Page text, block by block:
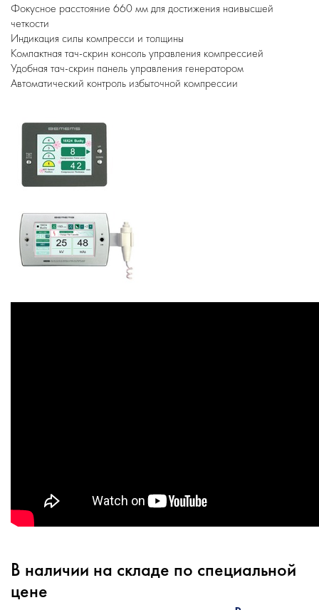
Фокусное расстояние 660 мм для достижения наивысшей
четкости
Индикация силы компресси и толщины
Компактная тач-скрин консоль управления компрессией
Удобная тач-скрин панель управления генератором
Автоматический контроль избыточной компрессии
В наличии на складе по специальной
цене